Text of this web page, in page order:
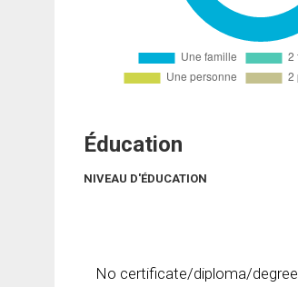
Éducation
NIVEAU D'ÉDUCATION
No certificate/diploma/degree